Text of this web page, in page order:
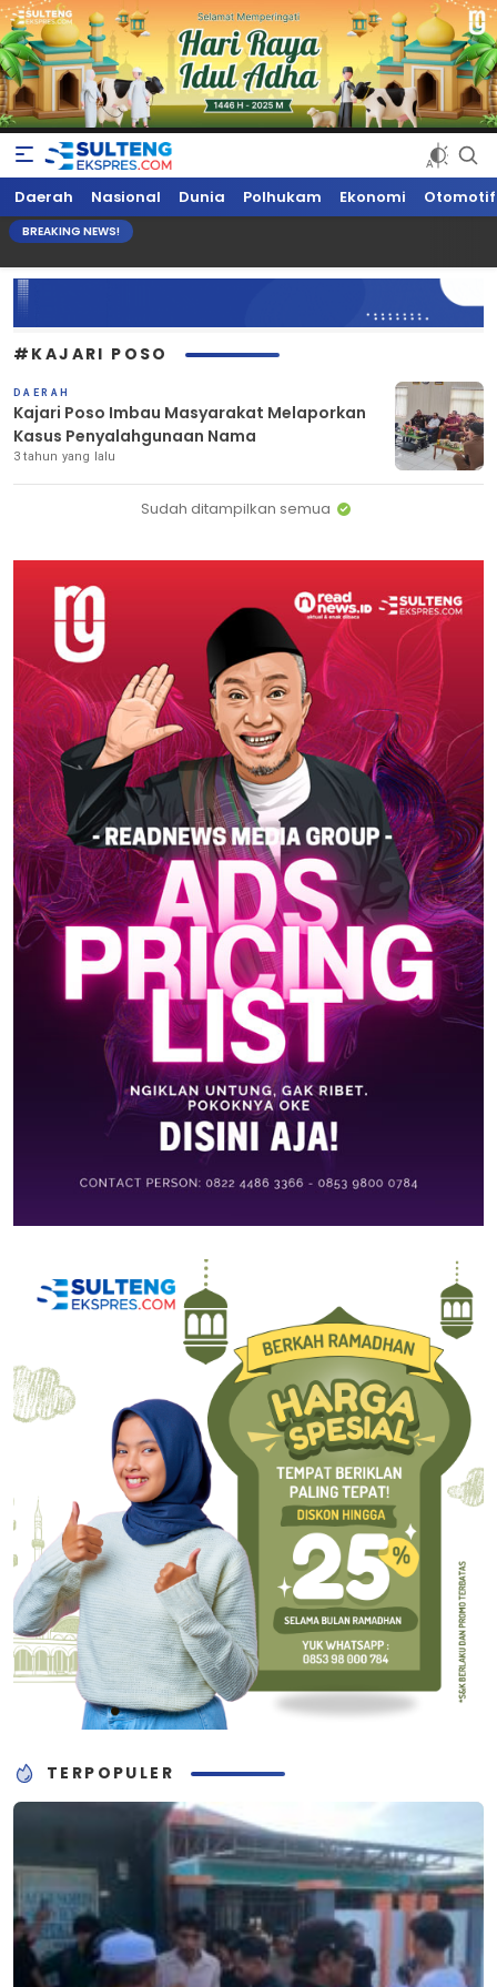
Sultengekspres.com
Berita Seputar Sulteng Hari Ini, Update Terkini, Suaranya Rakyat
Sulteng
Daerah Nasional Dunia Polhukam Ekonomi Otomotif
BREAKING NEWS!
#KAJARI POSO
DAERAH
Kajari Poso Imbau Masyarakat Melaporkan
Kasus Penyalahgunaan Nama
3 tahun yang lalu
Sudah ditampilkan semua
TERPOPULER